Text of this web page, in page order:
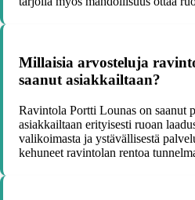
Millaisia arvosteluja
saanut asiakkailtaan?
Ravintola Portti Lounas on saanut
asiakkailtaan erityisesti ruoan
valikoimasta ja ystävällisestä
kehuneet ravintolan rentoa